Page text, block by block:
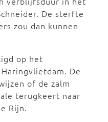
De sterfte
zou dan kunnen
op het
De
of de zalm
terugkeert naar
Rijn.